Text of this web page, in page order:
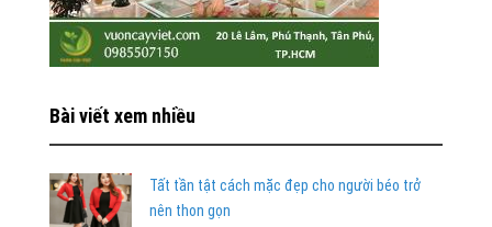
Bài viết xem nhiều
Tất tần tật cách mặc đẹp cho người béo trở
nên thon gọn